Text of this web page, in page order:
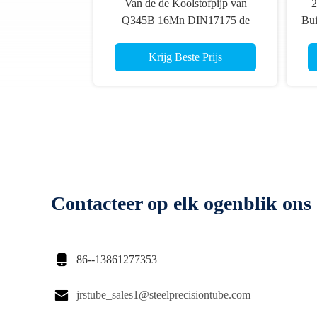
Van de de Koolstofpijp van
Q345B 16Mn DIN17175 de
Tekeningslegering Koude
Krijg Beste Prijs
Contacteer op elk ogenblik ons
 86--13861277353
 jrstube_sales1@steelprecisiontube.com